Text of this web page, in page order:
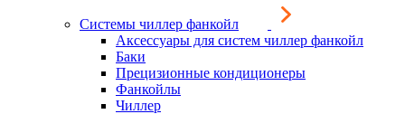
Системы чиллер фанкойл
Аксессуары для систем чиллер фанкойл
Баки
Прецизионные кондиционеры
Фанкойлы
Чиллер